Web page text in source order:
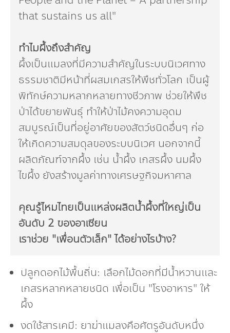
that sustains us all"
ทำไมผึ้งถึงสำคัญ
ผึ้งเป็นแมลงที่มีความสำคัญในระบบนิเวศทาง
ธรรมชาติมีหน้าที่ผสมเกสรให้พืชทั่วโลก เป็นผู้
พิทักษ์ความหลากหลายทางชีวภาพ ช่วยให้พืช
ป่าได้ขยายพันธุ์ ทำให้ป่าไม้คงความอุดม
สมบูรณ์เป็นที่อยู่อาศัยของสัตว์ชนิดอื่นๆ ก่อ
ให้เกิดความสมดุลของระบบนิเวศ นอกจากนี้
ผลิตภัณฑ์จากผึ้ง เช่น น้ำผึ้ง เกสรผึ้ง นมผึ้ง
ไขผึ้ง ยังสร้างมูลค่าทางเศรษฐกิจมหาศาล
คุณรู้ไหมไทยเป็นแหล่งผลิตน้ำผึ้งที่ใหญ่เป็น
อันดับ 2 ของอาเซียน
เราช่วย "เพื่อนตัวเล็ก" ได้อย่างไรบ้าง?
ปลูกดอกไม้พื้นถิ่น: เลือกไม้ดอกที่มีน้ำหวานและ
เกสรหลากหลายชนิด เพื่อเป็น "โรงอาหาร" ให้
ผึ้ง
งดใช้สารเคมี: ยาฆ่าแมลงคือศัตรูอันดับหนึ่ง